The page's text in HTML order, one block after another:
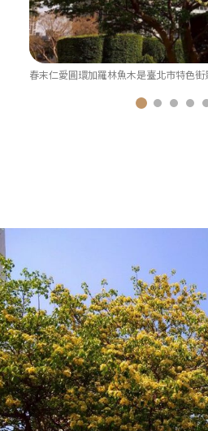
春末仁愛圓環加羅林魚木是臺北市特色街